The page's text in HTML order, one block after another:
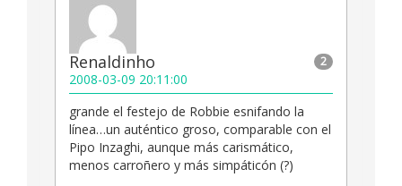
2
Renaldinho
2008-03-09 20:11:00
grande el festejo de Robbie esnifando la
línea…un auténtico groso, comparable con el
Pipo Inzaghi, aunque más carismático,
menos carroñero y más simpáticón (?)